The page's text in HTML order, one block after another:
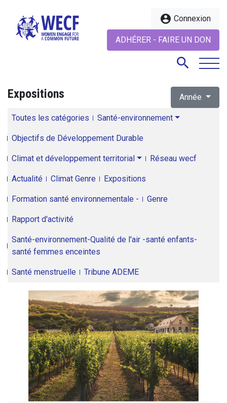
account_circle Connexion
ADHÉRER - FAIRE UN DON
search
Expositions Année
Toutes les catégories Santé-environnement
Objectifs de Développement Durable
Climat et développement territorial Réseau wecf
Actualité Climat Genre Expositions
Formation santé environnementale - Genre
Rapport d'activité
Santé-environnement-Qualité de l'air -santé enfants-
santé femmes enceintes
Santé menstruelle Tribune ADEME